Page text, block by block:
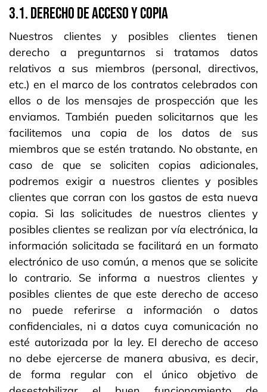
3.1. DERECHO DE ACCESO Y COPIA
Nuestros clientes y posibles clientes tienen
derecho a preguntarnos si tratamos datos
relativos a sus miembros (personal, directivos,
etc.) en el marco de los contratos celebrados con
ellos o de los mensajes de prospección que les
enviamos. También pueden solicitarnos que les
facilitemos una copia de los datos de sus
miembros que se estén tratando. No obstante, en
caso de que se soliciten copias adicionales,
podremos exigir a nuestros clientes y posibles
clientes que corran con los gastos de esta nueva
copia. Si las solicitudes de nuestros clientes y
posibles clientes se realizan por vía electrónica, la
información solicitada se facilitará en un formato
electrónico de uso común, a menos que se solicite
lo contrario. Se informa a nuestros clientes y
posibles clientes de que este derecho de acceso
no puede referirse a información o datos
confidenciales, ni a datos cuya comunicación no
esté autorizada por la ley. El derecho de acceso
no debe ejercerse de manera abusiva, es decir,
de forma regular con el único objetivo de